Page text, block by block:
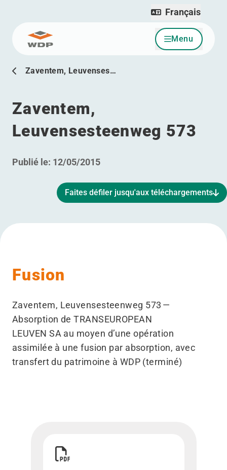
Allez au contenu Menu
Français
Zaventem, Leuvenses…
Zaventem,
Leuvensesteenweg 573
Publié le: 12/05/2015
Faites défiler jusqu'aux téléchargements
Fusion
Zaventem, Leuvensesteenweg 573 —
Absorption de TRANSEUROPEAN
LEUVEN SA au moyen d’une opération
assimilée à une fusion par absorption, avec
transfert du patrimoine à WDP (terminé)